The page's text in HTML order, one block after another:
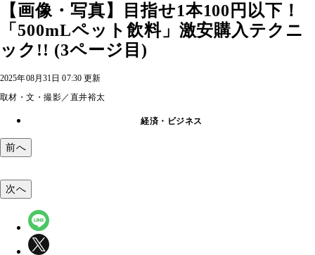
【画像・写真】目指せ1本100円以下！
「500mLペット飲料」激安購入テクニ
ック!! (3ページ目)
2025年08月31日 07:30 更新
取材・文・撮影／直井裕太
経済・ビジネス
前へ
次へ